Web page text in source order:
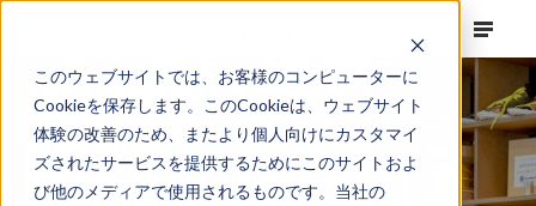
このウェブサイトでは、お客様のコンピューターに
Cookieを保存します。このCookieは、ウェブサイト
体験の改善のため、またより個人向けにカスタマイ
ズされたサービスを提供するためにこのサイトおよ
び他のメディアで使用されるものです。当社の